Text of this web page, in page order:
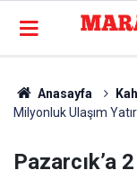
Anasayfa
Milyonluk Ulaşım
Pazarcık’a